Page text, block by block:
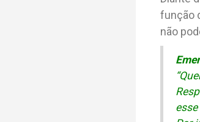
função
não